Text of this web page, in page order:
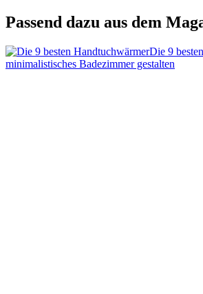
Passend dazu aus dem
Die 9
minimalistisches Badezimmer gestalten